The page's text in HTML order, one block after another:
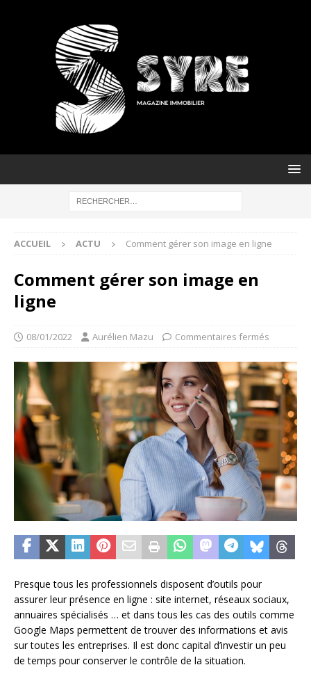
ACCUEIL ACTU Comment gérer son image en ligne
Comment gérer son image en
ligne
08/01/2022 Aurélien Mazu Commentaires fermés
Presque tous les professionnels disposent d’outils pour
assurer leur présence en ligne : site internet, réseaux sociaux,
annuaires spécialisés … et dans tous les cas des outils comme
Google Maps permettent de trouver des informations et avis
sur toutes les entreprises. Il est donc capital d’investir un peu
de temps pour conserver le contrôle de la situation.